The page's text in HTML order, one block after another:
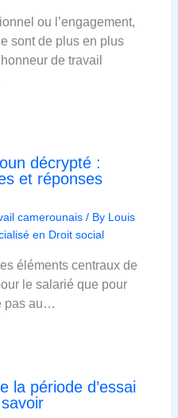
ou l’engagement,
sont de plus en plus
de travail
décrypté :
et réponses
camerounais/ By Louis
en Droit social
éléments centraux de
le salarié que pour
pas au…
la période d’essai